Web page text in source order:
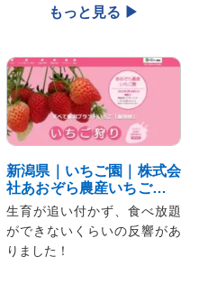
新潟県｜いちご園｜株式会
社あおぞら農産いちご園さ
ま
生育が追い付かず、食べ放題
ができないくらいの反響があ
りました！